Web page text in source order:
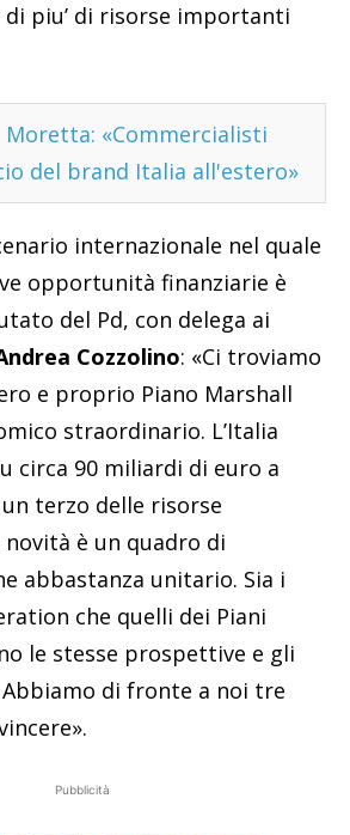
di piu’ di risorse importanti
Moretta: «Commercialisti
del brand Italia all'estero»
internazionale nel quale
opportunità finanziarie è
del Pd, con delega ai
Cozzolino: «Ci troviamo
e proprio Piano Marshall
straordinario. L’Italia
circa 90 miliardi di euro a
terzo delle risorse
novità è un quadro di
abbastanza unitario. Sia i
che quelli dei Piani
le stesse prospettive e gli
di fronte a noi tre
Pubblicità